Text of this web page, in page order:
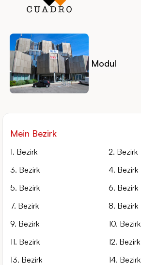
Modul
Mein Bezirk
1. Bezirk
2. Bezirk
3. Bezirk
4. Bezirk
5. Bezirk
6. Bezirk
7. Bezirk
8. Bezirk
9. Bezirk
10. Bezirk
11. Bezirk
12. Bezirk
13. Bezirk
14. Bezirk